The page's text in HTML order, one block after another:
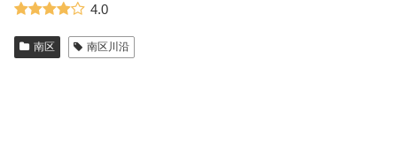
4.0
南区 南区川沿